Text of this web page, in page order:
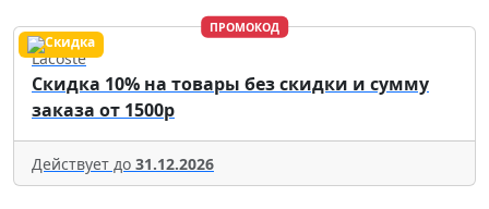
ПРОМОКОД
Lacoste
Скидка 10% на товары без скидки и сумму
заказа от 1500р
Действует до 31.12.2026